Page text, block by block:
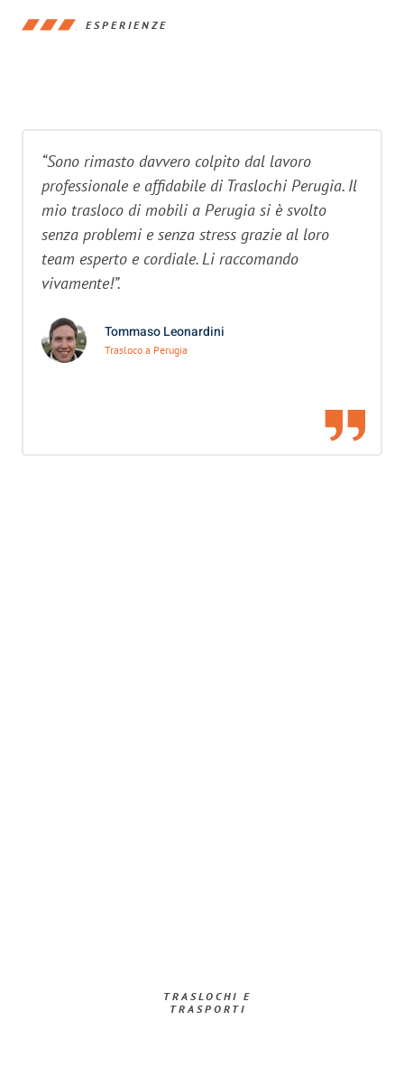
ESPERIENZE
“Sono rimasto davvero colpito dal lavoro
professionale e affidabile di Traslochi Perugia. Il
mio trasloco di mobili a Perugia si è svolto
senza problemi e senza stress grazie al loro
team esperto e cordiale. Li raccomando
vivamente!”.
Tommaso Leonardini
Trasloco a Perugia
TRASLOCHI E
TRASPORTI​